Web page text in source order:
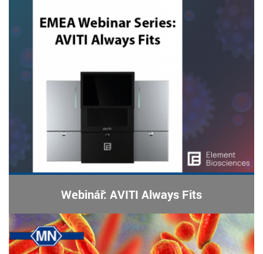
Webinář: AVITI Always Fits